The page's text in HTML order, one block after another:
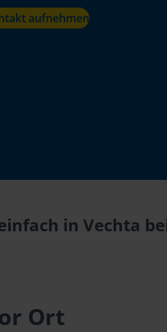
aufnehmen
in Vechta
Ort